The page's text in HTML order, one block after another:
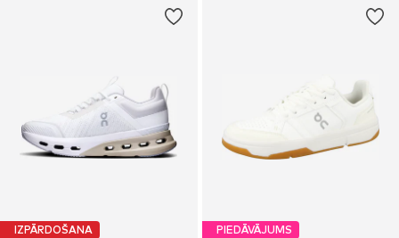
IZPĀRDOŠANA PIEDĀVĀJUMS